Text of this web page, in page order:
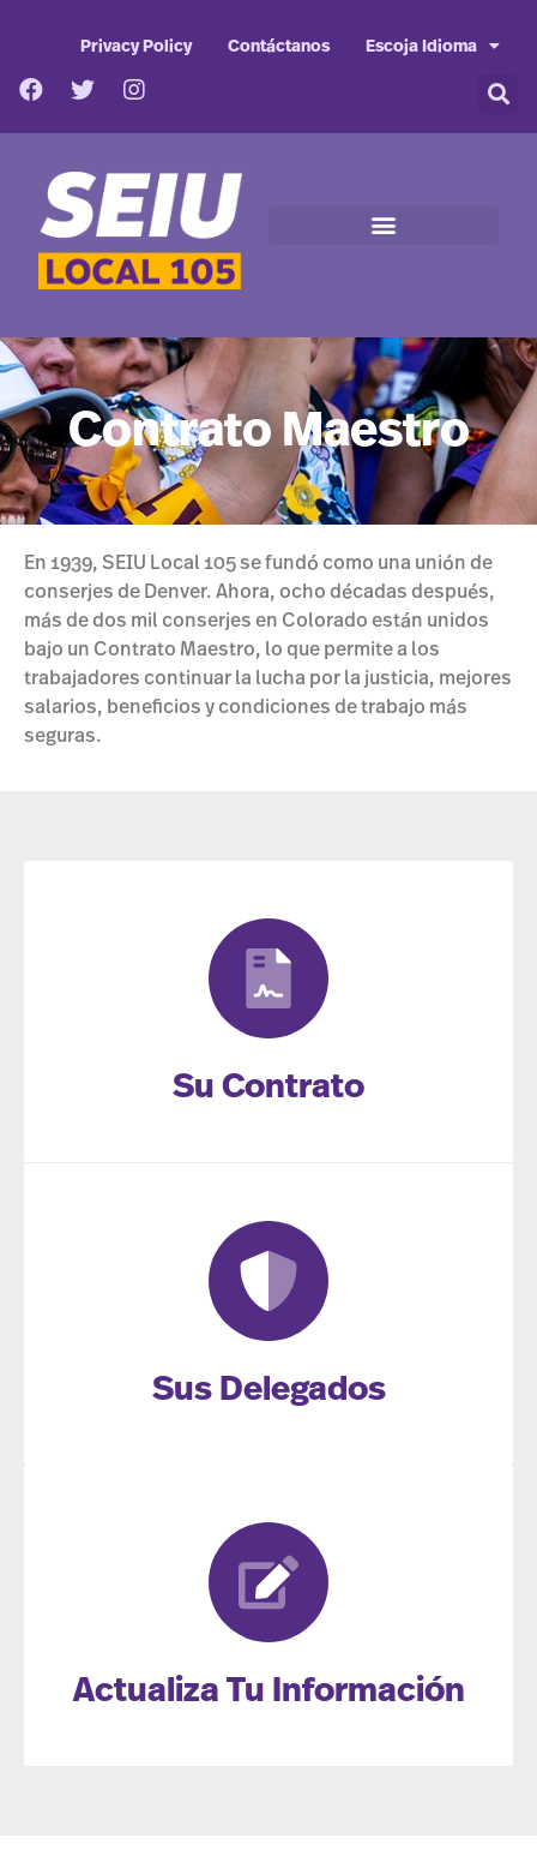
Privacy Policy Contáctanos Escoja Idioma
Contrato Maestro
En 1939, SEIU Local 105 se fundó como una unión de
conserjes de Denver. Ahora, ocho décadas después,
más de dos mil conserjes en Colorado están unidos
bajo un Contrato Maestro, lo que permite a los
trabajadores continuar la lucha por la justicia, mejores
salarios, beneficios y condiciones de trabajo más
seguras.
Su Contrato
Sus Delegados
Actualiza Tu Información